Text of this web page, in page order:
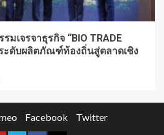
มเจรจาธุรกิจ “BIO TRADE
ระดับผลิตภัณฑ์ท้องถิ่นสู่ตลาดเชิง
Facebook Twitter